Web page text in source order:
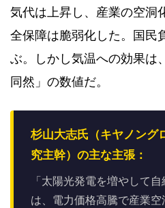
気代は上昇し、産業の空洞
全保障は脆弱化した。国民
ぶ。しかし気温への効果は
同然」の数値だ。
杉山大志氏（キヤノング
究主幹）の主な主張：
「太陽光発電を増やして
は、電力価格高騰で産業